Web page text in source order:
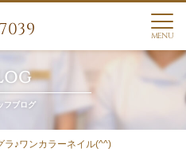
MENU
フブログ
ラ♪ワンカラーネイル(^^)